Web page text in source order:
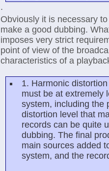
.
Obviously it is necessary
make a good dubbing.
imposes very strict
point of view of the
characteristics of a
1. Harmonic
must be at extremely
system, including the
distortion level that
records can be quite
dubbing. The final
main sources added
system, and the